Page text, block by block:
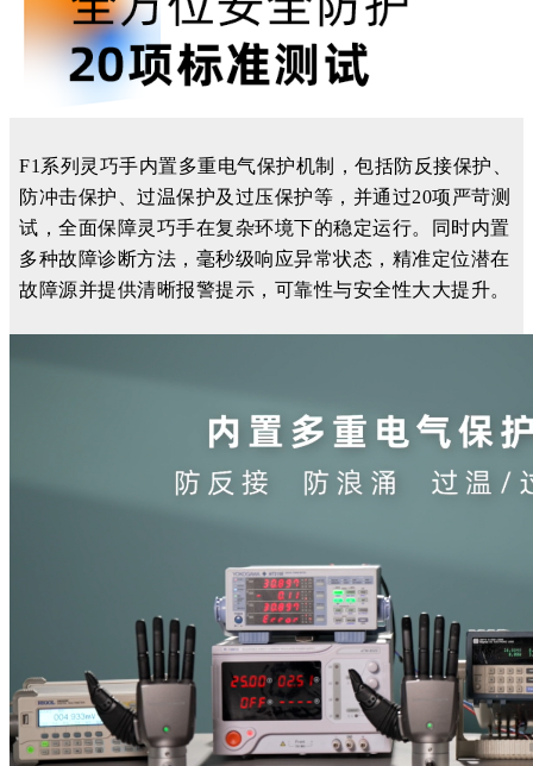
F1系列灵巧手内置多重电气保护机制， 包括防反接保护、
防冲击保护、过温保护及过压保护等， 并通过20项严苛测
试，全面保障灵巧手在复杂环境下的稳定运行。
同时内置
多种故障诊断方法，毫秒级响应异常状态，精准定位潜在
故障源并提供清晰报警提示 ， 可靠性与安全性大大提升。